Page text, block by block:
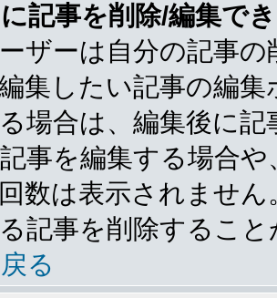
記事を削除/編集で
ザーは自分の記事
集したい記事の編
場合は、編集後に
事を編集する場合
数は表示されませ
記事を削除するこ
る